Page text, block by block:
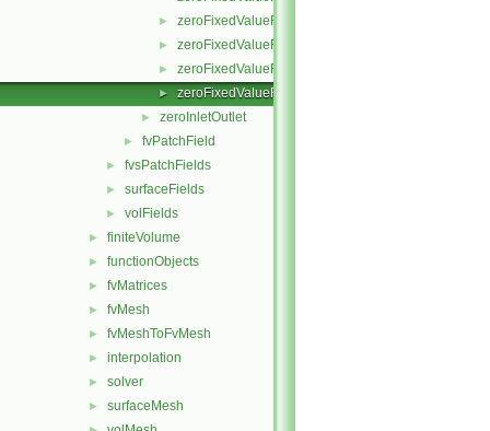
► zeroFixedValueFvPatchField.H
► zeroFixedValueFvPatchFields.C
► zeroFixedValueFvPatchFields.H
► zeroFixedValueFvPatchFieldsFwd.H
► zeroInletOutlet
► fvPatchField
► fvsPatchFields
► surfaceFields
► volFields
► finiteVolume
► functionObjects
► fvMatrices
► fvMesh
► fvMeshToFvMesh
► interpolation
► solver
► surfaceMesh